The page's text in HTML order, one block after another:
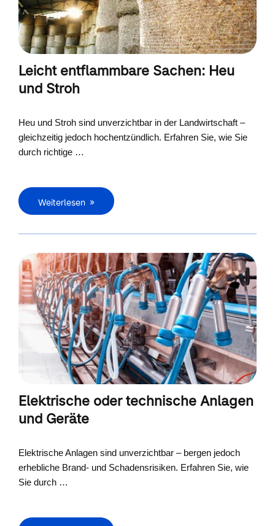
Leicht entflammbare Sachen: Heu
und Stroh
Heu und Stroh sind unverzichtbar in der Landwirtschaft –
gleichzeitig jedoch hochentzündlich. Erfahren Sie, wie Sie
durch richtige …
Weiterlesen
Elektrische oder technische Anlagen
und Geräte
Elektrische Anlagen sind unverzichtbar – bergen jedoch
erhebliche Brand- und Schadensrisiken. Erfahren Sie, wie
Sie durch …